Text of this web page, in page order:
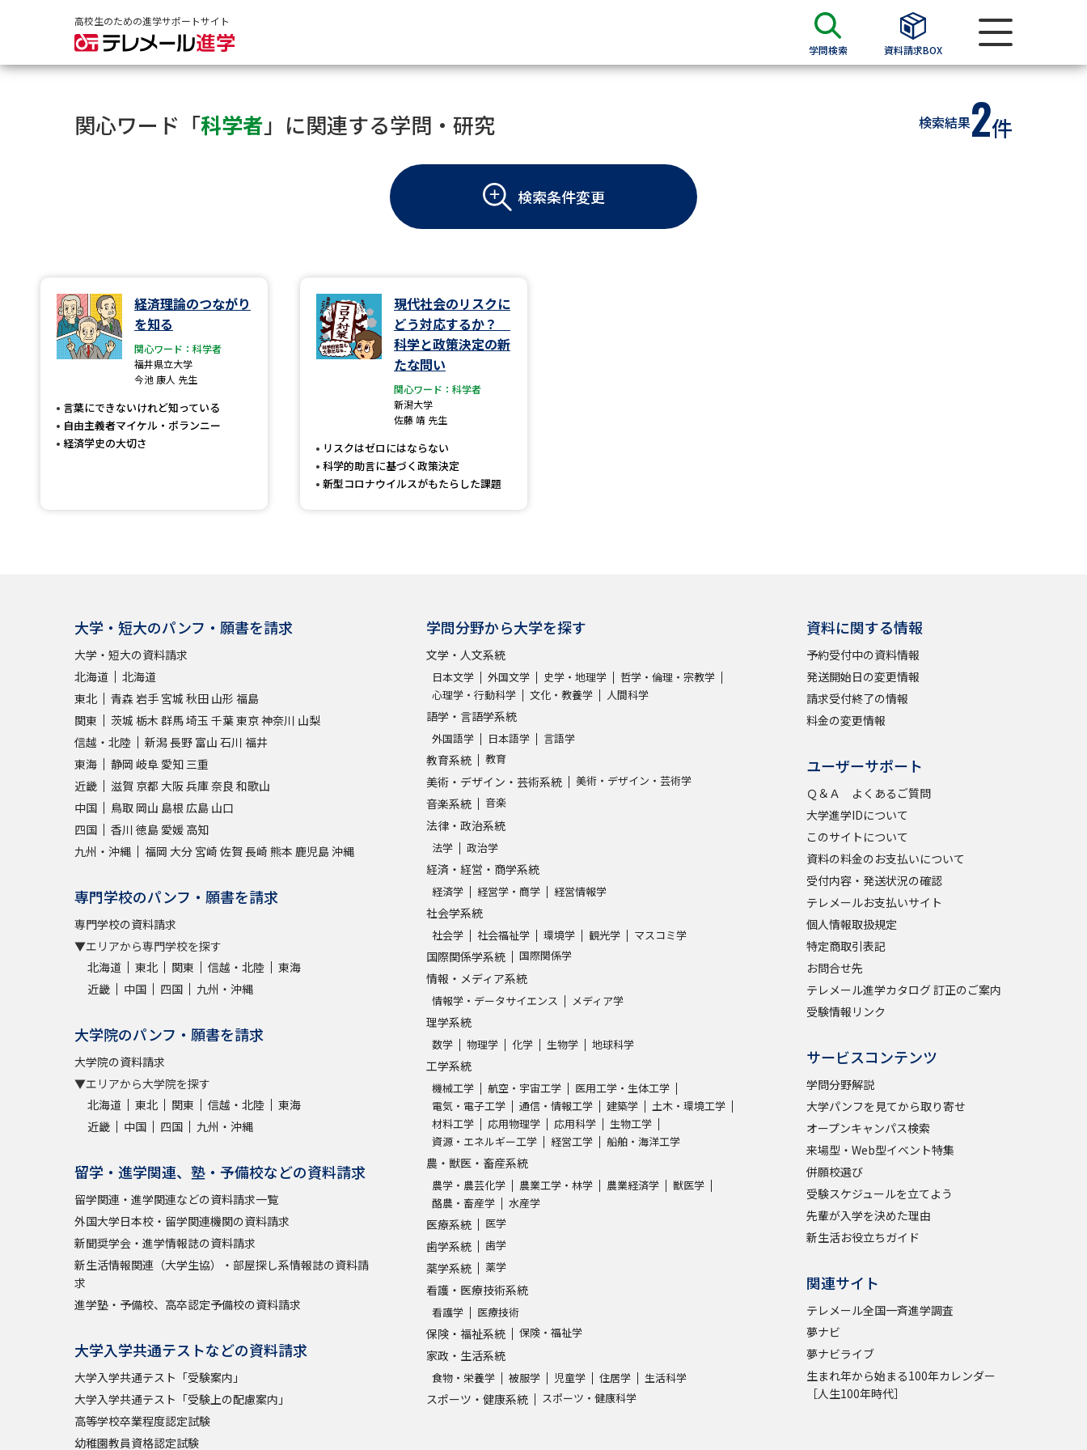
高校生のための進学サポートサイト
学問検索 資料請求BOX
大学・短大の資料種類から請求
大学パンフ
学部・学科パンフ
総合型選抜・学校推薦型選抜 募集要項＆願書
大学・短大以外の資料から請求
専門学校の資料請求
新増設大学・学部・学科特集
国際・グローバルに強い大学特集
データサイエンス特集
デジタルパンフレット
進路の３択
新学年スタート号特集ページ（高3生用）
新学年スタート号特集ページ（高2生用）
SELFBRAND特集ページ
オープンキャンパスなどを調べる
オープンキャンパス検索
受験準備 資料検索
志望校・出願校を調べる
テレメール全国一斉進学調査
学問発見 学問検索
大学で学びたい学問発見
学問のミニ講義「夢ナビ講義」 学問の教科書 夢ナビライブ
ユーザーサポート
Ｑ＆Ａ よくあるご質問
このサイトについて
資料の料金のお支払いについて 受付内容・発送状況の確認 テレメール お支払いサイト
個人情報取扱規定
特定商取引表記
関心ワード「科学者」に関連する学問・研究 検索結果2件
検索条件変更
経済理論のつながり
を知る
関心ワード：科学者
福井県立大学
今池 康人 先生
言葉にできないけれど知っている
自由主義者マイケル・ポランニー
経済学史の大切さ
現代社会のリスクに
どう対応するか？
科学と政策決定の新
たな問い
関心ワード：科学者
新潟大学
佐藤 靖 先生
リスクはゼロにはならない
科学的助言に基づく政策決定
新型コロナウイルスがもたらした課題
大学・短大のパンフ・願書を請求
大学・短大の資料請求
北海道
北海道
東北
青森 岩手 宮城 秋田 山形 福島
関東
茨城 栃木 群馬埼玉 千葉東京神奈川 山梨
信越・北陸
新潟長野 富山 石川 福井
東海
静岡 岐阜 愛知 三重
近畿
滋賀 京都 大阪兵庫奈良 和歌山
中国
鳥取 岡山 島根 広島 山口
四国
香川 徳島 愛媛 高知
九州・沖縄
福岡 大分 宮崎 佐賀 長崎 熊本 鹿児島沖縄
専門学校のパンフ・願書を請求
専門学校の資料請求
▼エリアから専門学校を探す
北海道
東北 関東 信越・北陸
東海
近畿
中国 四国 九州・沖縄
大学院のパンフ・願書を請求
大学院の資料請求
▼エリアから大学院を探す
北海道
東北 関東 信越・北陸
東海
近畿
中国 四国 九州・沖縄
留学・進学関連、塾・予備校などの資料請求
留学関連・進学関連などの資料請求一覧
外国大学日本校・留学関連機関の資料請求
新聞奨学会・進学情報誌の資料請求
新生活情報関連（大学生協）・部屋探し系情報誌の資料請
求
進学塾・予備校、高卒認定予備校の資料請求
大学入学共通テストなどの資料請求
大学入学共通テスト「受験案内」
大学入学共通テスト「受験上の配慮案内」
高等学校卒業程度認定試験
幼稚園教員資格認定試験
学問分野から大学を探す
文学・人文系統
日本文学 外国文学 史学・地理学
哲学・倫理・宗教学
心理学・行動科学
文化・教養学 人間科学
語学・言語学系統
外国語学 日本語学 言語学
教育系統 教育
美術・デザイン・芸術系統 美術・デザイン・芸術学
音楽系統 音楽
法律・政治系統
法学 政治学
経済・経営・商学系統
経済学 経営学・商学 経営情報学
社会学系統
社会学 社会福祉学 環境学 観光学 マスコミ学
国際関係学系統 国際関係学
情報・メディア系統
情報学・データサイエンス メディア学
理学系統
数学 物理学 化学 生物学 地球科学
工学系統
機械工学 航空・宇宙工学
医用工学・生体工学
電気・電子工学
通信・情報工学 建築学
土木・環境工学
材料工学
応用物理学 応用科学
生物工学
資源・エネルギー工学
経営工学 船舶・海洋工学
農・獣医・畜産系統
農学・農芸化学 農業工学・林学 農業経済学
獣医学
酪農・畜産学
水産学
医療系統 医学
歯学系統 歯学
薬学系統 薬学
看護・医療技術系統
看護学 医療技術
保険・福祉系統 保険・福祉学
家政・生活系統
食物・栄養学 被服学 児童学 住居学 生活科学
スポーツ・健康系統 スポーツ・健康科学
資料に関する情報
予約受付中の資料情報
発送開始日の変更情報
請求受付終了の情報
料金の変更情報
ユーザーサポート
Ｑ＆Ａ よくあるご質問
大学進学IDについて
このサイトについて
資料の料金のお支払いについて
受付内容・発送状況の確認
テレメールお支払いサイト
個人情報取扱規定
特定商取引表記
お問合せ先
テレメール進学カタログ 訂正のご案内
受験情報リンク
サービスコンテンツ
学問分野解説
大学パンフを見てから取り寄せ
オープンキャンパス検索
来場型・Web型イベント特集
併願校選び
受験スケジュールを立てよう
先輩が入学を決めた理由
新生活お役立ちガイド
関連サイト
テレメール全国一斉進学調査
夢ナビ
夢ナビライブ
生まれ年から始まる100年カレンダー
［人生100年時代］